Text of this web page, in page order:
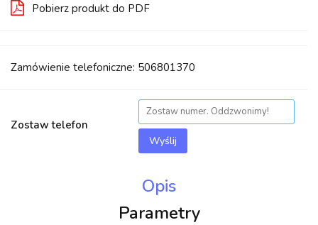
Pobierz produkt do PDF
Zamówienie telefoniczne: 506801370
Zostaw telefon
Wyślij
Opis
Parametry